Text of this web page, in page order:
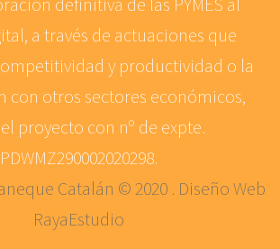
a través de actuaciones que
y productividad o la
con otros sectores económicos,
proyecto con nº de expte.
PDWMZ290002020298.
Catalán © 2020 . Diseño Web
RayaEstudio